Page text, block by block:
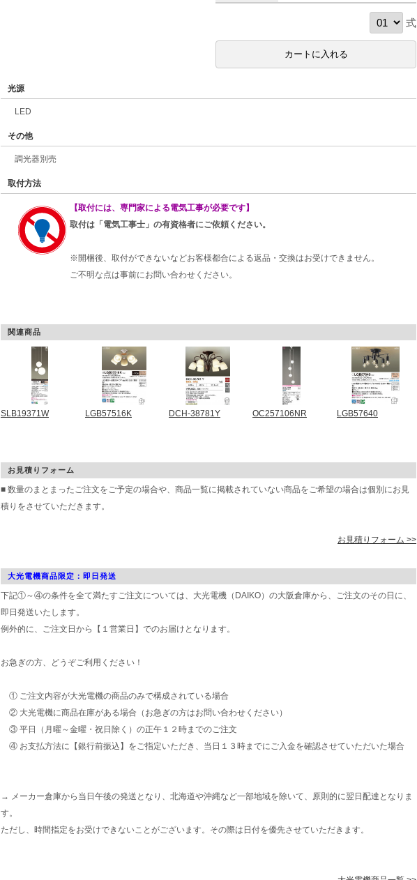
式
光源
LED
その他
調光器別売
取付方法
【取付には、専門家による電気工事が必要です】
取付は「電気工事士」の有資格者にご依頼ください。
※開梱後、取付ができないなどお客様都合による返品・交換はお受けできません。
ご不明な点は事前にお問い合わせください。
関連商品
SLB19371W LGB57516K DCH-38781Y OC257106NR LGB57640
お見積りフォーム
■ 数量のまとまったご注文をご予定の場合や、商品一覧に掲載されていない商品をご希望の場合は個別にお見
積りをさせていただきます。
お見積りフォーム >>
大光電機商品限定：即日発送
下記①～④の条件を全て満たすご注文については、大光電機（DAIKO）の大阪倉庫から、ご注文のその日に、
即日発送いたします。
例外的に、ご注文日から【１営業日】でのお届けとなります。
お急ぎの方、どうぞご利用ください！
① ご注文内容が大光電機の商品のみで構成されている場合
② 大光電機に商品在庫がある場合（お急ぎの方はお問い合わせください）
③ 平日（月曜～金曜・祝日除く）の正午１２時までのご注文
④ お支払方法に【銀行前振込】をご指定いただき、当日１３時までにご入金を確認させていただいた場合
→ メーカー倉庫から当日午後の発送となり、北海道や沖縄など一部地域を除いて、原則的に翌日配達となりま
す。
ただし、時間指定をお受けできないことがございます。その際は日付を優先させていただきます。